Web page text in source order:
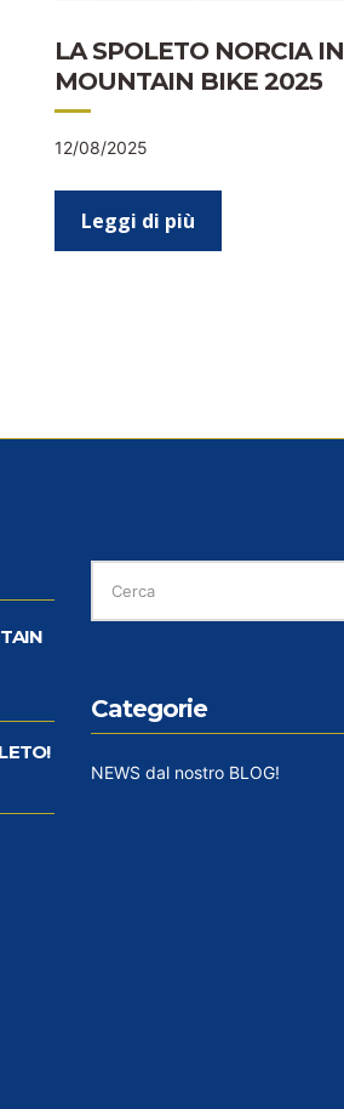
LA SPOLETO NORCIA IN
MOUNTAIN BIKE 2025
12/08/2025
Leggi di più
CERCA
PER:
Categorie
NEWS dal nostro BLOG!